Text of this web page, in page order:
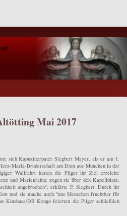
Mai 2017
sich Kapuzinerpater Siegbert Mayer, als er am 1.
Mariä-Bruderschaft am Dom aus München in der
Wallfahrt hatten die Pilger ihr Ziel erreicht:
und Marienfahne zogen sie über den Kapellplatz.
angebrochen", erklärte P. Siegbert. Durch ihr
und sie mache auch "uns Menschen fruchtbar für
Kinshasa/DR Kongo feierten die Pilger schließlich